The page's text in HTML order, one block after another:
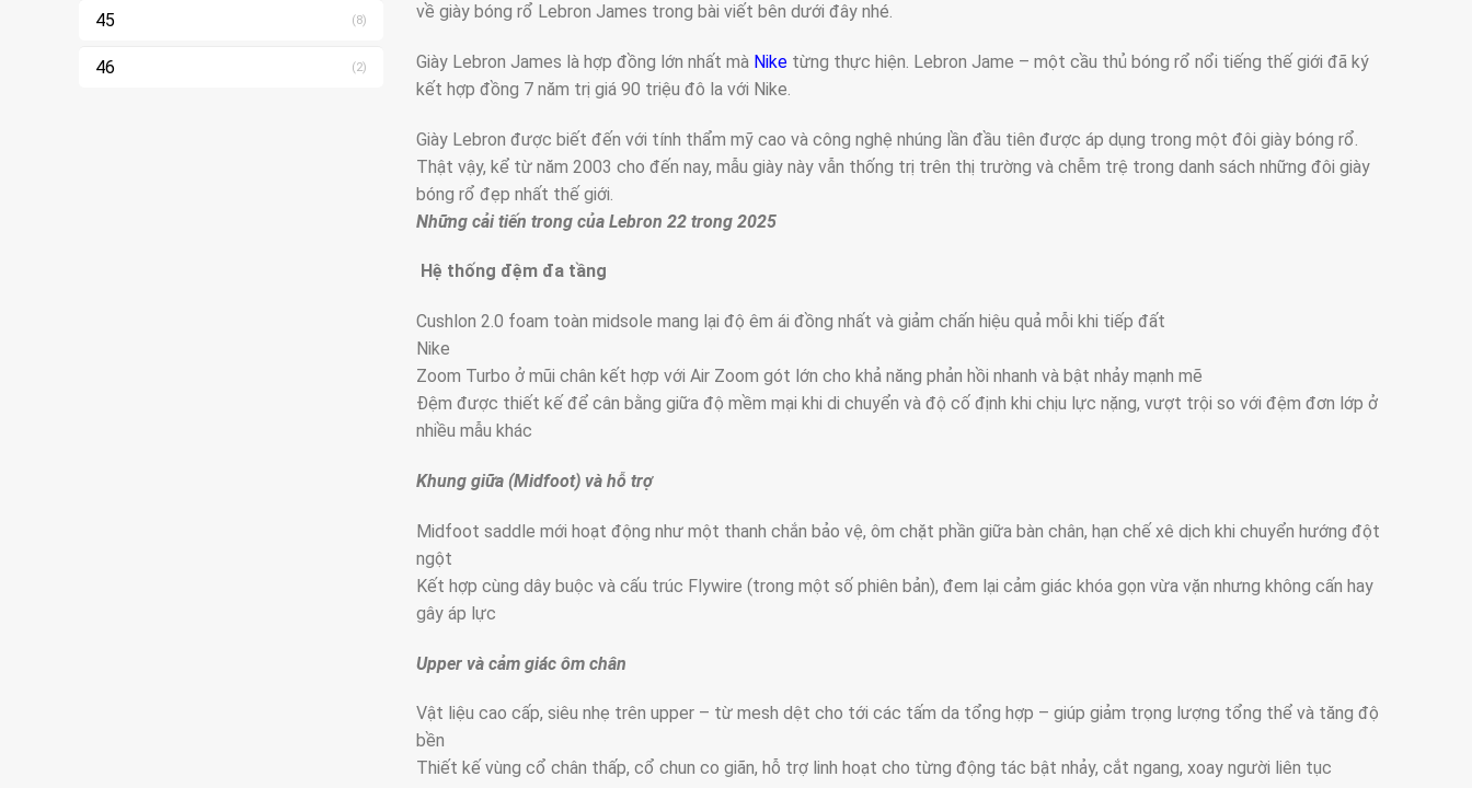
45 (8)
46 (2)
về giày bóng rổ Lebron James trong bài viết bên dưới đây nhé.
Giày Lebron James là hợp đồng lớn nhất mà Niketừng thực hiện. Lebron Jame – một cầu thủ bóng rổ nổi tiếng thế giới đã ký
kết hợp đồng 7 năm trị giá 90 triệu đô la với Nike.
Giày Lebron được biết đến với tính thẩm mỹ cao và công nghệ nhúng lần đầu tiên được áp dụng trong một đôi giày bóng rổ.
Thật vậy, kể từ năm 2003 cho đến nay, mẫu giày này vẫn thống trị trên thị trường và chễm trệ trong danh sách những đôi giày
bóng rổ đẹp nhất thế giới.
Những cải tiến trong của Lebron 22 trong 2025
Hệ thống đệm đa tầng
Cushlon 2.0 foam toàn midsole mang lại độ êm ái đồng nhất và giảm chấn hiệu quả mỗi khi tiếp đất
Nike
Zoom Turbo ở mũi chân kết hợp với Air Zoom gót lớn cho khả năng phản hồi nhanh và bật nhảy mạnh mẽ
Đệm được thiết kế để cân bằng giữa độ mềm mại khi di chuyển và độ cố định khi chịu lực nặng, vượt trội so với đệm đơn lớp ở
nhiều mẫu khác
Khung giữa (Midfoot) và hỗ trợ
Midfoot saddle mới hoạt động như một thanh chắn bảo vệ, ôm chặt phần giữa bàn chân, hạn chế xê dịch khi chuyển hướng đột
ngột
Kết hợp cùng dây buộc và cấu trúc Flywire (trong một số phiên bản), đem lại cảm giác khóa gọn vừa vặn nhưng không cấn hay
gây áp lực
Upper và cảm giác ôm chân
Vật liệu cao cấp, siêu nhẹ trên upper – từ mesh dệt cho tới các tấm da tổng hợp – giúp giảm trọng lượng tổng thể và tăng độ
bền
Thiết kế vùng cổ chân thấp, cổ chun co giãn, hỗ trợ linh hoạt cho từng động tác bật nhảy, cắt ngang, xoay người liên tục